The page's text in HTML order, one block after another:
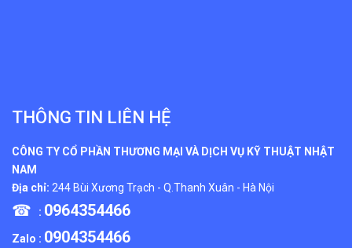
THÔNG TIN LIÊN HỆ
CÔNG TY CỔ PHẦN THƯƠNG MẠI VÀ DỊCH VỤ KỸ THUẬT NHẬT
NAM
Địa chỉ: 244 Bùi Xương Trạch - Q.Thanh Xuân - Hà Nội
☎ : 0964354466
Zalo : 0904354466